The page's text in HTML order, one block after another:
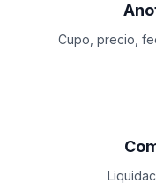
Cupo, precio,